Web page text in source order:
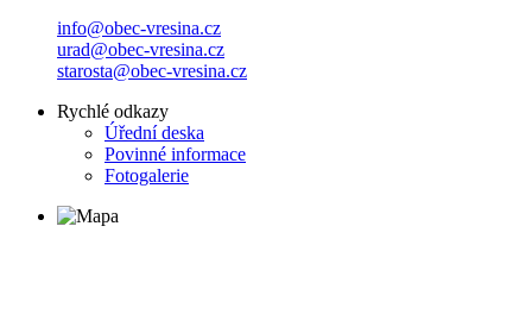
info@obec-vresina.cz
urad@obec-vresina.cz
starosta@obec-vresina.cz
Rychlé odkazy
Úřední deska
Povinné informace
Fotogalerie